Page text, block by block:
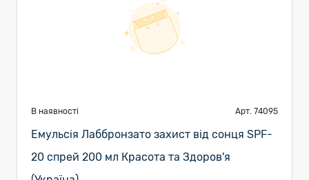
В наявності Арт. 74095
Емульсія Лаббронзато захист від сонця SPF-
20 спрей 200 мл Красота та Здоров'я